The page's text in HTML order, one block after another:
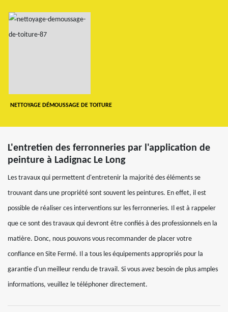
NETTOYAGE DÉMOUSSAGE DE TOITURE
L'entretien des ferronneries par l'application de
peinture à Ladignac Le Long
Les travaux qui permettent d'entretenir la majorité des éléments se
trouvant dans une propriété sont souvent les peintures. En effet, il est
possible de réaliser ces interventions sur les ferronneries. Il est à rappeler
que ce sont des travaux qui devront être confiés à des professionnels en la
matière. Donc, nous pouvons vous recommander de placer votre
confiance en Site Fermé. Il a tous les équipements appropriés pour la
garantie d'un meilleur rendu de travail. Si vous avez besoin de plus amples
informations, veuillez le téléphoner directement.